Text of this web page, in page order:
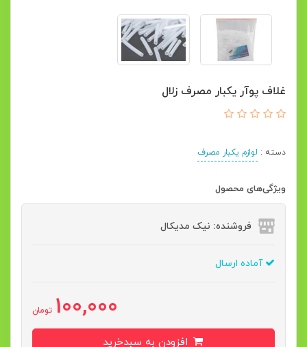
غلاف پوآر یکبار مصرف زلال
دسته : لوازم یکبار مصرف
ویژگی‌های محصول
فروشنده: نیک مدیکال
آماده ارسال
100,000 تومان